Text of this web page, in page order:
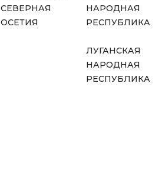
СЕВЕРНАЯ
ОСЕТИЯ
НАРОДНАЯ
РЕСПУБЛИКА
ЛУГАНСКАЯ
НАРОДНАЯ
РЕСПУБЛИКА